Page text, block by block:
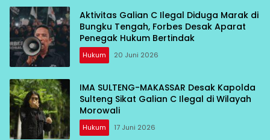
Aktivitas Galian C Ilegal Diduga Marak di
Bungku Tengah, Forbes Desak Aparat
Penegak Hukum Bertindak
Hukum 20 Juni 2026
IMA SULTENG-MAKASSAR Desak Kapolda
Sulteng Sikat Galian C Ilegal di Wilayah
Morowali
Hukum 17 Juni 2026